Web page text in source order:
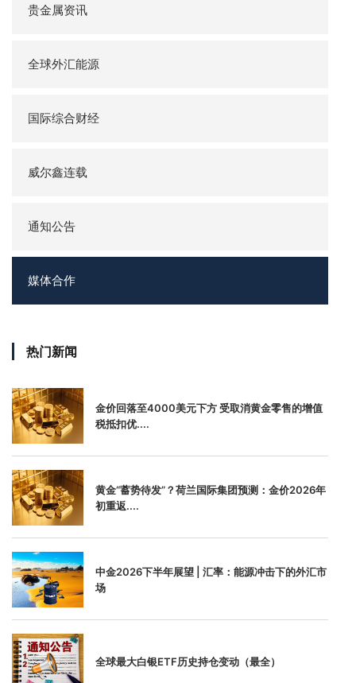
贵金属资讯
全球外汇能源
国际综合财经
威尔鑫连载
通知公告
媒体合作
热门新闻
金价回落至4000美元下方 受取消黄金零售的增值
税抵扣优....
黄金“蓄势待发”？荷兰国际集团预测：金价2026年
初重返....
中金2026下半年展望 | 汇率：能源冲击下的外汇市
场
全球最大白银ETF历史持仓变动（最全）